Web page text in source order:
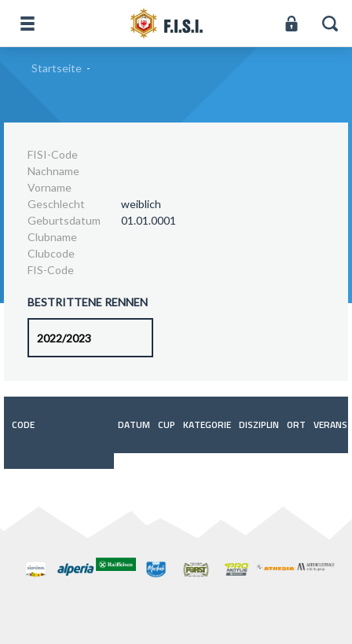
Startseite -
FISI-Code
Nachname
Vorname
Geschlecht
weiblich
Geburtsdatum
01.01.0001
Clubname
Clubcode
FIS-Code
BESTRITTENE RENNEN
CODE DATUM CUP KATEGORIE DISZIPLIN ORT